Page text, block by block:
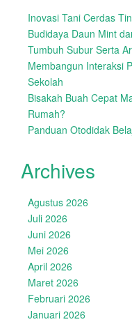
Inovasi Tani Cerdas
Budidaya Daun Mint
Tumbuh Subur Serta
Membangun Interaksi
Sekolah
Bisakah Buah Cepat
Rumah?
Panduan Otodidak
Archives
Agustus 2026
Juli 2026
Juni 2026
Mei 2026
April 2026
Maret 2026
Februari 2026
Januari 2026